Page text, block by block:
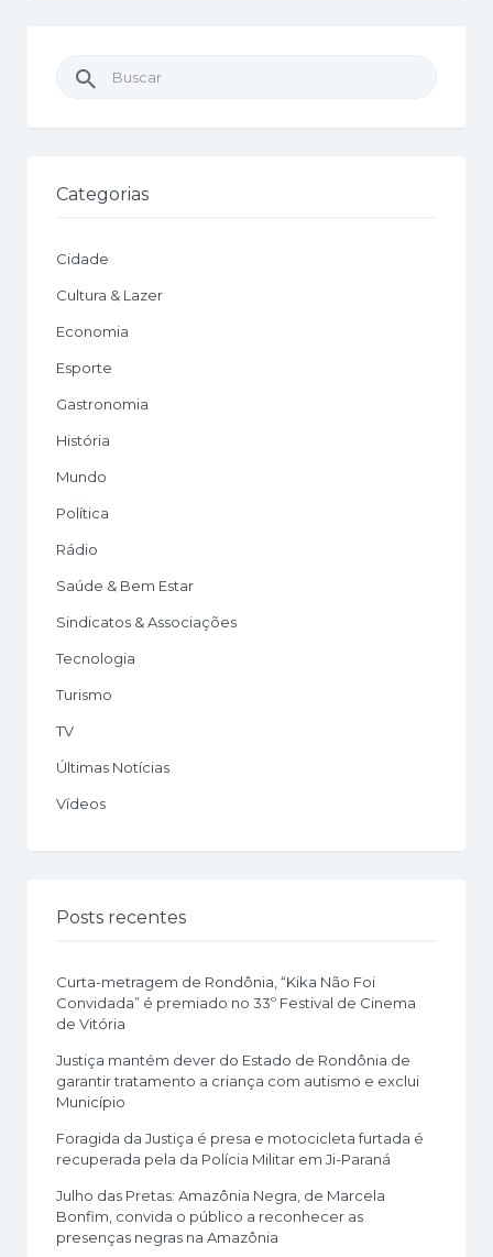
Buscar
por:
Categorias
Cidade
Cultura & Lazer
Economia
Esporte
Gastronomia
História
Mundo
Política
Rádio
Saúde & Bem Estar
Sindicatos & Associações
Tecnologia
Turismo
TV
Últimas Notícias
Vídeos
Posts recentes
Curta-metragem de Rondônia, “Kika Não Foi
Convidada” é premiado no 33º Festival de Cinema
de Vitória
Justiça mantém dever do Estado de Rondônia de
garantir tratamento a criança com autismo e exclui
Município
Foragida da Justiça é presa e motocicleta furtada é
recuperada pela da Polícia Militar em Ji-Paraná
Julho das Pretas: Amazônia Negra, de Marcela
Bonfim, convida o público a reconhecer as
presenças negras na Amazônia